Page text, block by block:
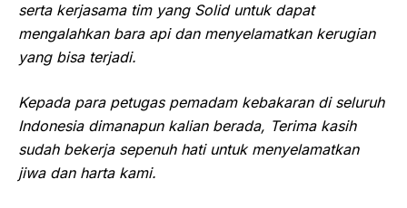
serta kerjasama tim yang Solid untuk dapat
mengalahkan bara api dan menyelamatkan kerugian
yang bisa terjadi.
Kepada para petugas pemadam kebakaran di seluruh
Indonesia dimanapun kalian berada, Terima kasih
sudah bekerja sepenuh hati untuk menyelamatkan
jiwa dan harta kami.